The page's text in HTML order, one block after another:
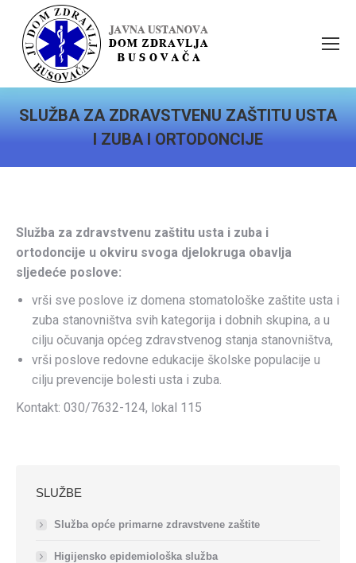
SLUŽBA ZA ZDRAVSTVENU ZAŠTITU USTA
I ZUBA I ORTODONCIJE
Služba za zdravstvenu zaštitu usta i zuba i
ortodoncije u okviru svoga djelokruga obavlja
sljedeće poslove:
vrši sve poslove iz domena stomatološke zaštite usta i
zuba stanovništva svih kategorija i dobnih skupina, a u
cilju očuvanja općeg zdravstvenog stanja stanovništva,
vrši poslove redovne edukacije školske populacije u
cilju prevencije bolesti usta i zuba.
Kontakt: 030/7632-124, lokal 115
SLUŽBE
Služba opće primarne zdravstvene zaštite
Higijensko epidemiološka služba